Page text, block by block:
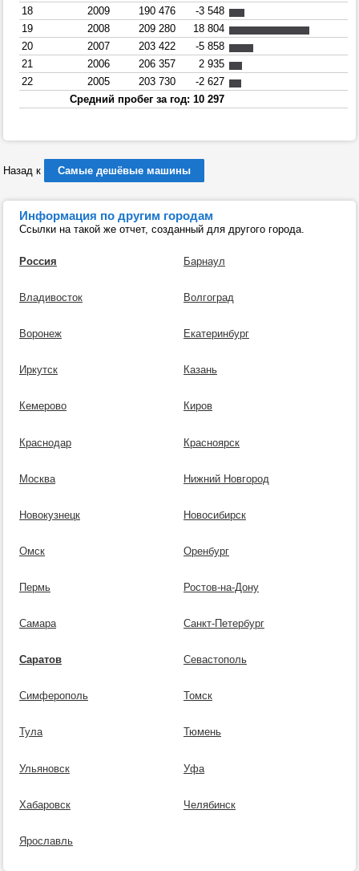
18
2009 190 476
-3 548
19
2008 209 280
18 804
20
2007 203 422
-5 858
21
2006 206 357
2 935
22
2005 203 730
-2 627
Средний пробег за год: 10 297
Назад к Самые дешёвые машины
Информация по другим городам
Ссылки на такой же отчет, созданный для другого города.
Россия Барнаул
Владивосток Волгоград
Воронеж Екатеринбург
Иркутск Казань
Кемерово Киров
Краснодар Красноярск
Москва Нижний Новгород
Новокузнецк Новосибирск
Омск Оренбург
Пермь Ростов-на-Дону
Самара Санкт-Петербург
Саратов Севастополь
Симферополь Томск
Тула Тюмень
Ульяновск Уфа
Хабаровск Челябинск
Ярославль